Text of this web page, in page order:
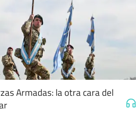
Armadas: la otra cara del